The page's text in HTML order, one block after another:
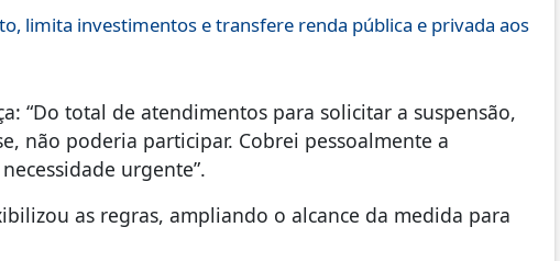
limita investimentos e transfere renda pública e privada aos
“Do total de atendimentos para solicitar a suspensão,
não poderia participar. Cobrei pessoalmente a
urgente”.
as regras, ampliando o alcance da medida para